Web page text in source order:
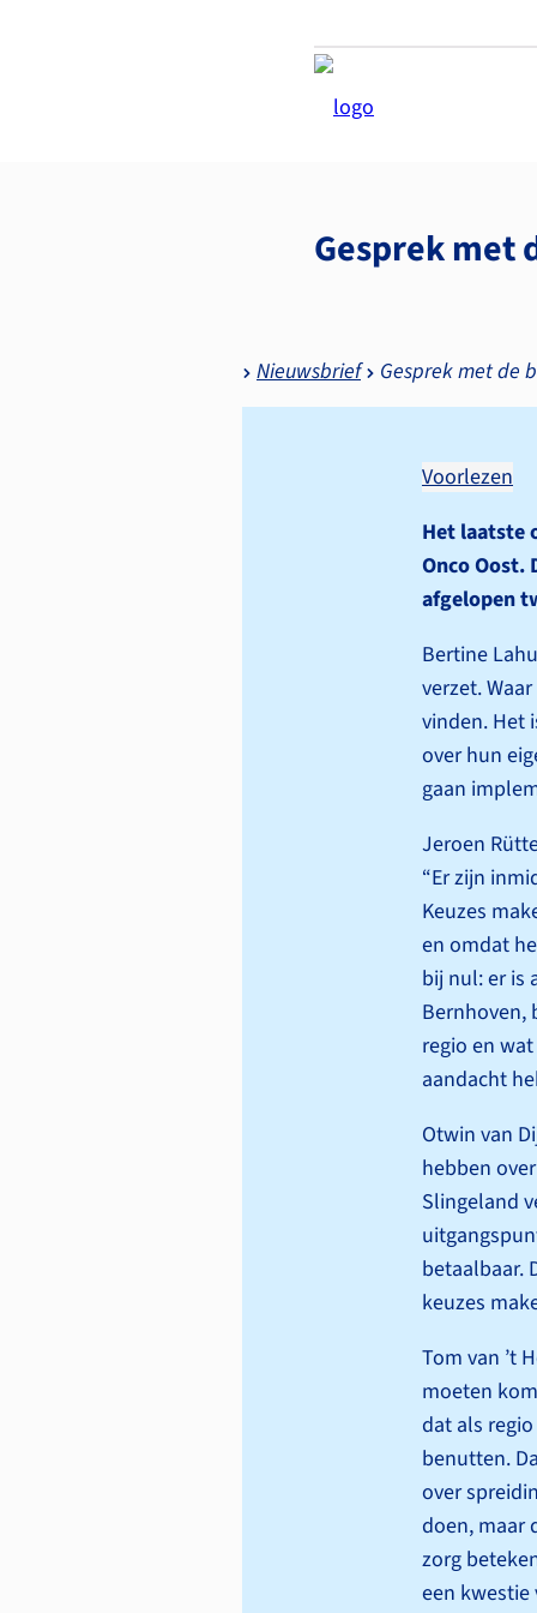
Gesprek met
Nieuwsbrief Gesprek met de
Voorlezen
Het laatste
Onco Oost.
afgelopen
Bertine
verzet.
vinden. Het
over hun
gaan
Jeroen
“Er zijn
Keuzes
en omdat
bij nul: er is
Bernhoven,
regio en
aandacht
Otwin van
hebben
Slingeland
betaalbaar.
keuzes
Tom van ’t
moeten
dat als
benutten.
over
doen, maar
zorg
een kwestie